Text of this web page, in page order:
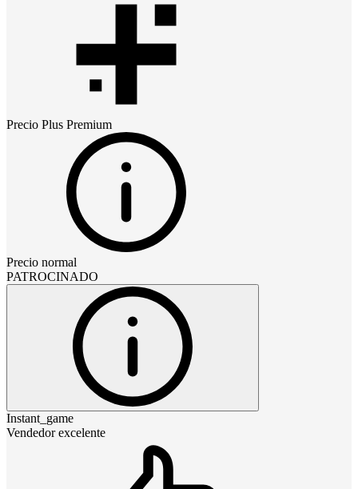
Precio Plus Premium
Precio normal
PATROCINADO
Instant_game
Vendedor excelente